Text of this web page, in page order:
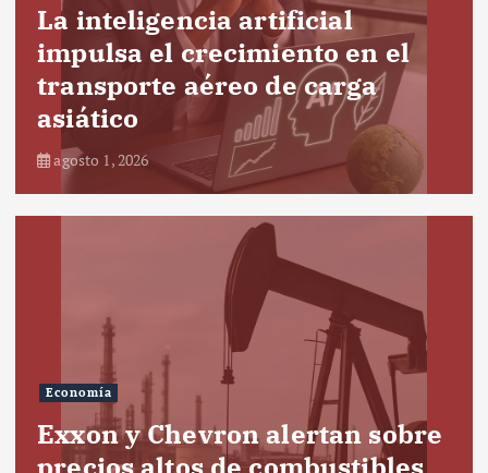
La inteligencia artificial
impulsa el crecimiento en el
transporte aéreo de carga
asiático
agosto 1, 2026
Economía
Exxon y Chevron alertan sobre